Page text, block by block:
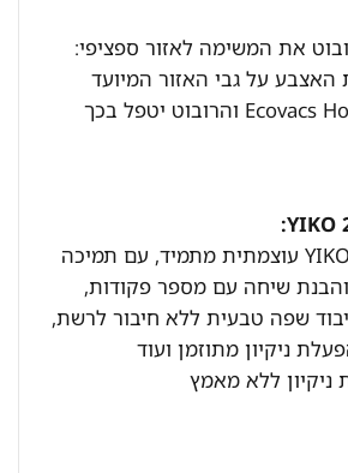
את המשימה לאזור ספציפי:
על גבי האזור המיועד
העוזרת הקולית YIKO עוצמתית מתמיד, עם תמיכה
שיחה עם מספר פקודות,
שפה טבעית ללא חיבור לרשת,
ניקיון מתוזמן ועוד